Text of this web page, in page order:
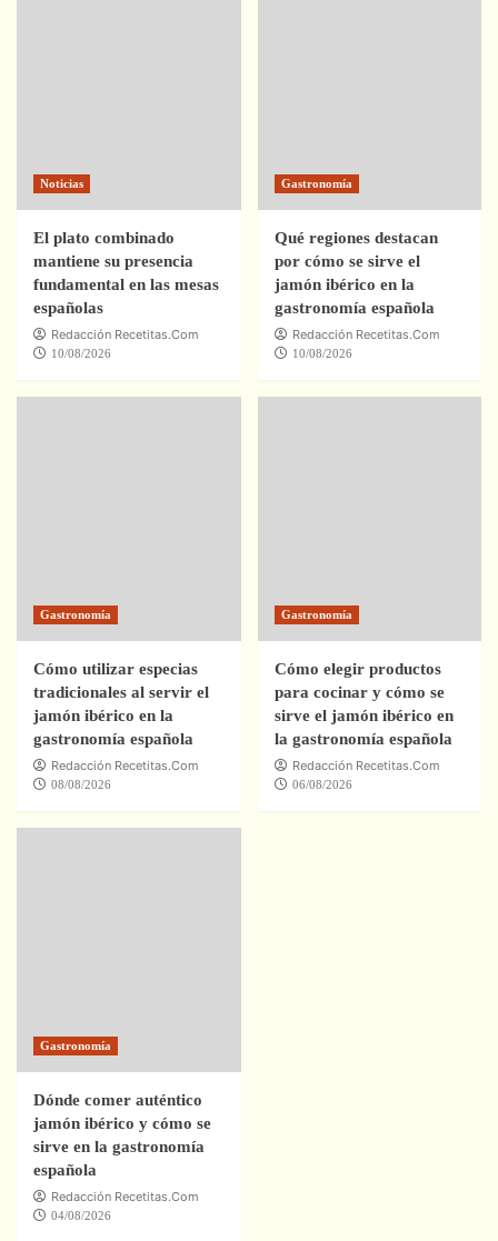
Noticias
El plato combinado
mantiene su presencia
fundamental en las mesas
españolas
Redacción Recetitas.Com
10/08/2026
Gastronomía
Qué regiones destacan
por cómo se sirve el
jamón ibérico en la
gastronomía española
Redacción Recetitas.Com
10/08/2026
Gastronomía
Cómo utilizar especias
tradicionales al servir el
jamón ibérico en la
gastronomía española
Redacción Recetitas.Com
08/08/2026
Gastronomía
Cómo elegir productos
para cocinar y cómo se
sirve el jamón ibérico en
la gastronomía española
Redacción Recetitas.Com
06/08/2026
Gastronomía
Dónde comer auténtico
jamón ibérico y cómo se
sirve en la gastronomía
española
Redacción Recetitas.Com
04/08/2026